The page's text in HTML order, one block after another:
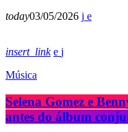
today03/05/2026
insert_link
Música
Selena Gomez e
antes do álbum